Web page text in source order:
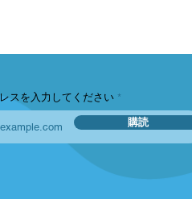
スを入力してください
購読